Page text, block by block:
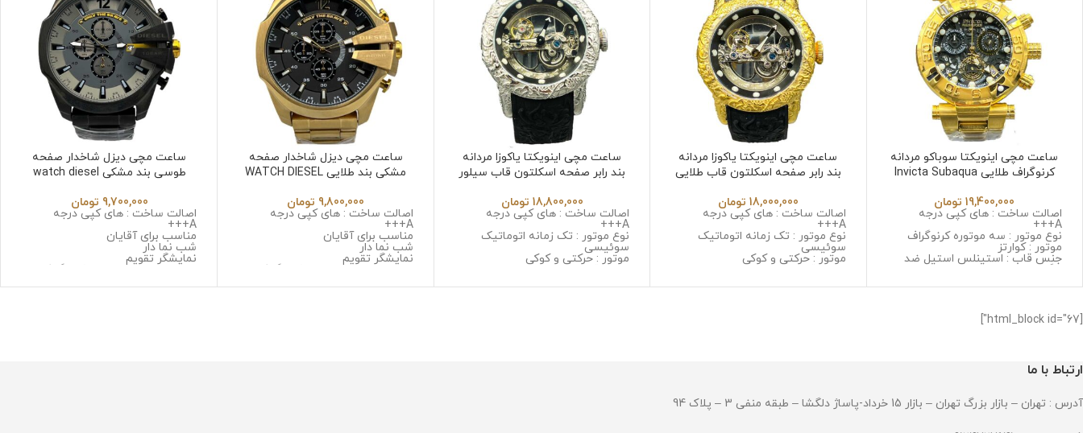
ساعت مچی اینویکتا سوباکو مردانه
کرنوگراف طلایی Invicta Subaqua
19,400,000 تومان
اصالت ساخت : های کپی درجه
A+++
نوع موتور : سه موتوره کرنوگراف
موتور : کوارتز
جنس قاب : استینلس استیل ضد
زنگ و ضد حساسیت
جنس بند : استینلس استیل ضد زنگ
قطر صفحه : 45 میلی گرم
وزن : 306 گرم
ساعت مچی اینویکتا یاکوزا مردانه
بند رابر صفحه اسکلتون قاب طلایی
18,000,000 تومان
اصالت ساخت : های کپی درجه
A+++
نوع موتور : تک زمانه اتوماتیک
سوئیسی
موتور : حرکتی و کوکی
جنس قاب : استینلس استیل ضد
جنس شیشه : مینرال گلس با
ساعت مچی اینویکتا یاکوزا مردانه
بند رابر صفحه اسکلتون قاب سیلور
18,800,000 تومان
اصالت ساخت : های کپی درجه
A+++
نوع موتور : تک زمانه اتوماتیک
سوئیسی
موتور : حرکتی و کوکی
جنس قاب : استینلس استیل ضد
جنس شیشه : مینرال گلس با
ساعت مچی دیزل شاخدار صفحه
مشکی بند طلایی WATCH DIESEL
9,800,000 تومان
اصالت ساخت : های کپی درجه
A+++
مناسب برای آقایان
شب نما دار
نمایشگر تقویم
نوع موتور : سه موتوره کرنوگراف
جنس قاب : استینلس استیل ضد
ساعت مچی دیزل شاخدار صفحه
طوسی بند مشکی watch diesel
9,700,000 تومان
اصالت ساخت : های کپی درجه
A+++
مناسب برای آقایان
شب نما دار
نمایشگر تقویم
نوع موتور : سه موتوره کرنوگراف
جنس قاب : استینلس استیل ضد
[html_block id="67"]
ارتباط با ما
آدرس : تهران – بازار بزرگ تهران – بازار 15 خرداد-پاساژ دلگشا – طبقه منفی 3 – پلاک 94